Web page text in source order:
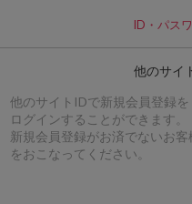
ID・パス
他のサイ
他のサイトIDで新規会員登録
ログインすることができます。
新規会員登録がお済でないお
をおこなってください。